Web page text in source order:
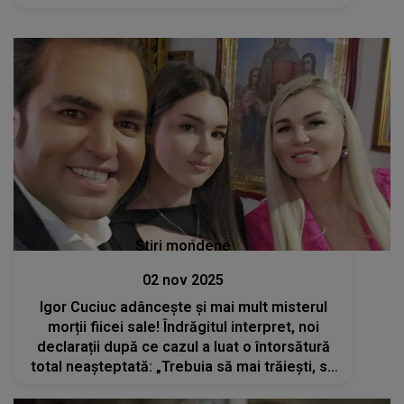
Stiri mondene
02 nov 2025
Igor Cuciuc adâncește și mai mult misterul
morții fiicei sale! Îndrăgitul interpret, noi
declarații după ce cazul a luat o întorsătură
total neașteptată: „Trebuia să mai trăiești, să